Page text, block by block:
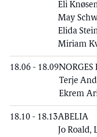
Eli
May
Elida
Miriam
18.06 - 18.09NORGES
Terje
Ekrem
18.10 - 18.13ABELIA
Jo